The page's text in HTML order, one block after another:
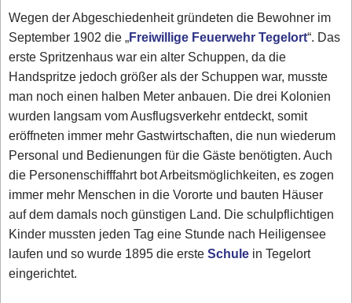
Wegen der Abgeschiedenheit gründeten die Bewohner im
September 1902 die „Freiwillige Feuerwehr Tegelort“. Das
erste Spritzenhaus war ein alter Schuppen, da die
Handspritze jedoch größer als der Schuppen war, musste
man noch einen halben Meter anbauen. Die drei Kolonien
wurden langsam vom Ausflugsverkehr entdeckt, somit
eröffneten immer mehr Gastwirtschaften, die nun wiederum
Personal und Bedienungen für die Gäste benötigten. Auch
die Personenschifffahrt bot Arbeitsmöglichkeiten, es zogen
immer mehr Menschen in die Vororte und bauten Häuser
auf dem damals noch günstigen Land. Die schulpflichtigen
Kinder mussten jeden Tag eine Stunde nach Heiligensee
laufen und so wurde 1895 die ersteSchule in Tegelort
eingerichtet.